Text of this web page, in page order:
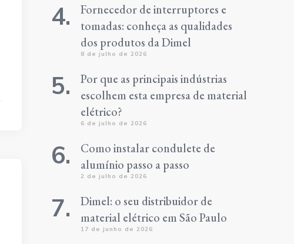
Fornecedor de interruptores e
tomadas: conheça as qualidades
dos produtos da Dimel
8 de julho de 2026
Por que as principais indústrias
escolhem esta empresa de material
elétrico?
6 de julho de 2026
Como instalar condulete de
alumínio passo a passo
2 de julho de 2026
Dimel: o seu distribuidor de
material elétrico em São Paulo
17 de junho de 2026